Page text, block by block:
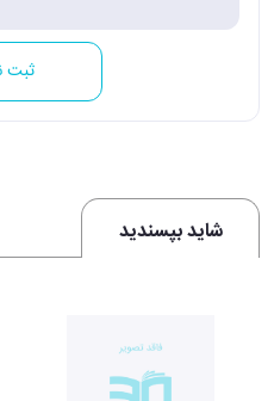
ثبت
شاید بپسندید